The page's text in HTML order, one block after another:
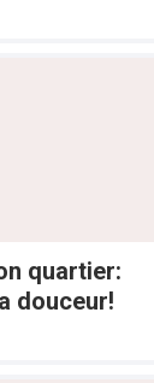
quartier:
douceur!